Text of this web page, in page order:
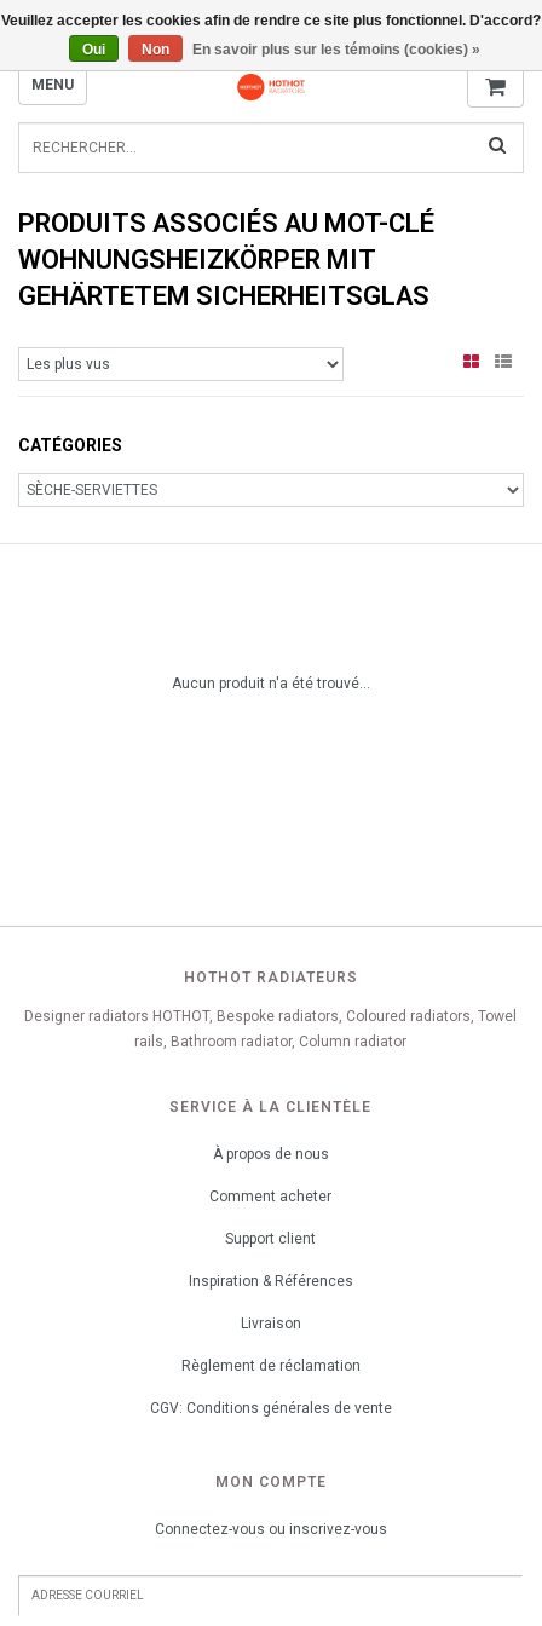
INFO@RADIATORS.SHOP
MENU
PRODUITS ASSOCIÉS AU MOT-CLÉ
WOHNUNGSHEIZKÖRPER MIT
GEHÄRTETEM SICHERHEITSGLAS
CATÉGORIES
Aucun produit n'a été trouvé...
HOTHOT RADIATEURS
Designer radiators HOTHOT, Bespoke radiators, Coloured radiators, Towel
rails, Bathroom radiator, Column radiator
SERVICE À LA CLIENTÈLE
À propos de nous
Comment acheter
Support client
Inspiration & Références
Livraison
Règlement de réclamation
CGV: Conditions générales de vente
MON COMPTE
Connectez-vous ou inscrivez-vous
Veuillez accepter les cookies afin de rendre ce site plus fonctionnel. D'accord?
Oui
Non En savoir plus sur les témoins (cookies) »